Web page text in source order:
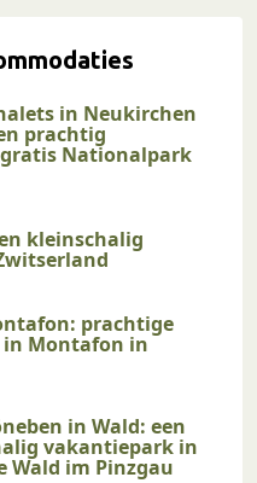
in Neukirchen
prachtig
Nationalpark
kleinschalig
prachtige
Montafon in
in Wald: een
vakantiepark in
Wald im Pinzgau